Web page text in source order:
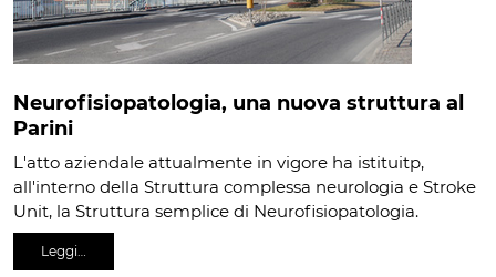
Neurofisiopatologia, una nuova struttura al
Parini
L'atto aziendale attualmente in vigore ha istituitp,
all'interno della Struttura complessa neurologia e Stroke
Unit, la Struttura semplice di Neurofisiopatologia.
Leggi…